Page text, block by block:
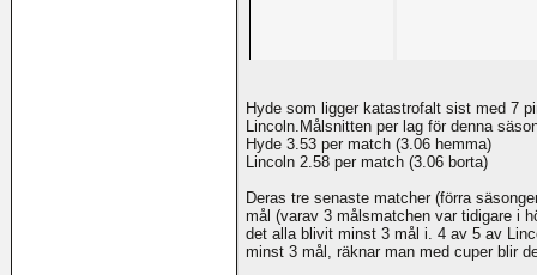
Hyde som ligger katastrofalt sist med 7
Lincoln.Målsnitten per lag för denna
Hyde 3.53 per match (3.06 hemma)
Lincoln 2.58 per match (3.06 borta)
Deras tre senaste matcher (förra
mål (varav 3 målsmatchen var tidigare i
det alla blivit minst 3 mål i. 4 av 5 av
minst 3 mål, räknar man med cuper blir